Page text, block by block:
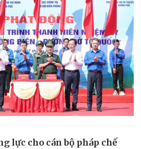
lực cho cán bộ pháp chế